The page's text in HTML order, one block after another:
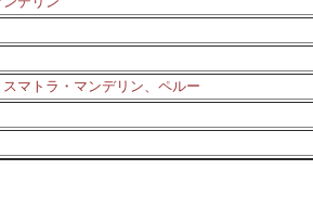
マトラ・マンデリン、ペルー